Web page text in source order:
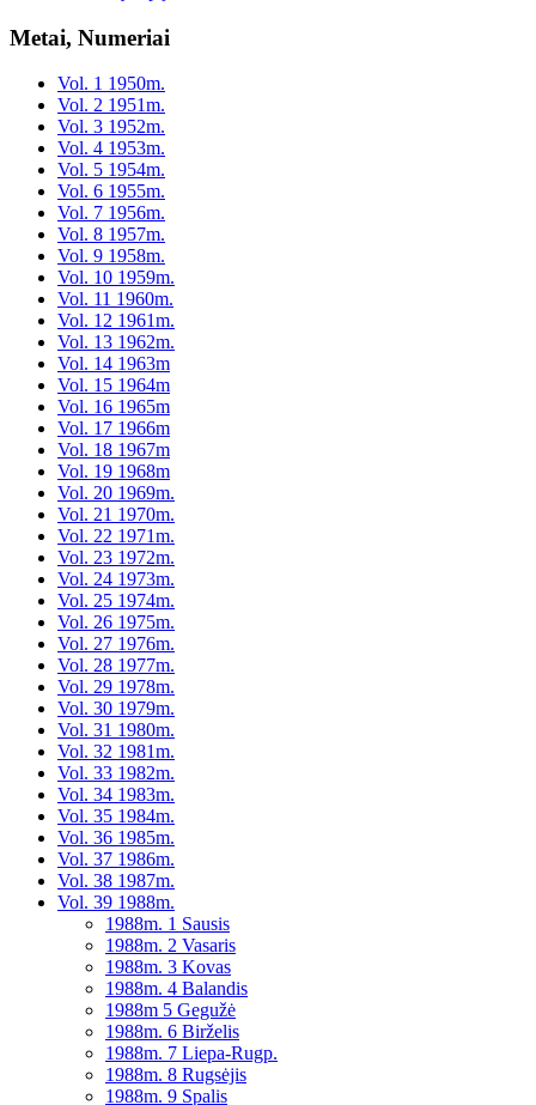
Metai, Numeriai
Vol. 1 1950m.
Vol. 2 1951m.
Vol. 3 1952m.
Vol. 4 1953m.
Vol. 5 1954m.
Vol. 6 1955m.
Vol. 7 1956m.
Vol. 8 1957m.
Vol. 9 1958m.
Vol. 10 1959m.
Vol. 11 1960m.
Vol. 12 1961m.
Vol. 13 1962m.
Vol. 14 1963m
Vol. 15 1964m
Vol. 16 1965m
Vol. 17 1966m
Vol. 18 1967m
Vol. 19 1968m
Vol. 20 1969m.
Vol. 21 1970m.
Vol. 22 1971m.
Vol. 23 1972m.
Vol. 24 1973m.
Vol. 25 1974m.
Vol. 26 1975m.
Vol. 27 1976m.
Vol. 28 1977m.
Vol. 29 1978m.
Vol. 30 1979m.
Vol. 31 1980m.
Vol. 32 1981m.
Vol. 33 1982m.
Vol. 34 1983m.
Vol. 35 1984m.
Vol. 36 1985m.
Vol. 37 1986m.
Vol. 38 1987m.
Vol. 39 1988m.
1988m. 1 Sausis
1988m. 2 Vasaris
1988m. 3 Kovas
1988m. 4 Balandis
1988m 5 Gegužė
1988m. 6 Birželis
1988m. 7 Liepa-Rugp.
1988m. 8 Rugsėjis
1988m. 9 Spalis